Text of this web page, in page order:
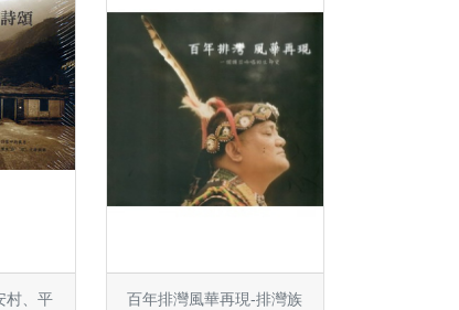
村、平
百年排灣風華再現-排灣族